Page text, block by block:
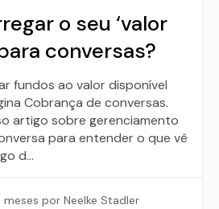
o seu ‘valor
conversas?
fundos ao valor disponível
Cobrança de conversas.
artigo sobre gerenciamento
para entender o que vê
d…
meses por Neelke Stadler